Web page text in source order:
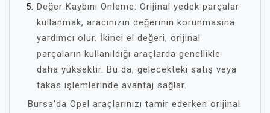
Değer Kaybını Önleme: Orijinal yedek parçalar
kullanmak, aracınızın değerinin korunmasına
yardımcı olur. İkinci el değeri, orijinal
parçaların kullanıldığı araçlarda genellikle
daha yüksektir. Bu da, gelecekteki satış veya
takas işlemlerinde avantaj sağlar.
Bursa'da Opel araçlarınızı tamir ederken orijinal